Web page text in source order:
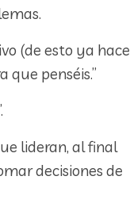
(de esto ya hace
que penséis.”
lideran, al final
decisiones de